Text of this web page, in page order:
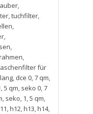
,
,tuchfilter,
,
,
,
,
für
, dce 0,7 qm,
,5 qm, seko 0,7
, seko, 1,5 qm,
,h12,h13,h14,